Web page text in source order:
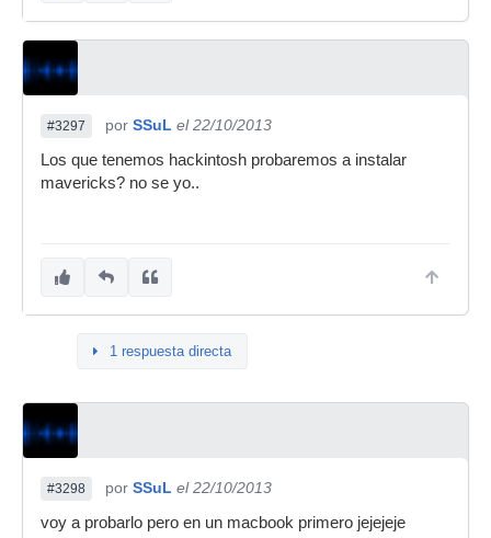
#3297 por SSuL el 22/10/2013
Los que tenemos hackintosh probaremos a instalar
mavericks? no se yo..
1 respuesta directa
#3298 por SSuL el 22/10/2013
voy a probarlo pero en un macbook primero jejejeje